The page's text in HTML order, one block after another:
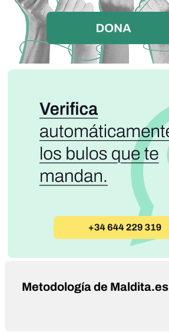
Metodología de Maldita.es